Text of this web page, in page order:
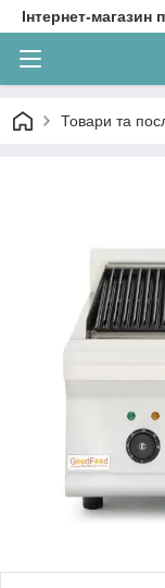
Інтернет-
Товари та